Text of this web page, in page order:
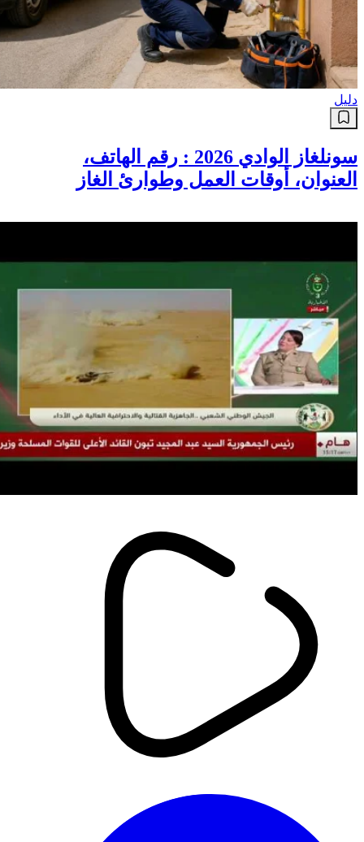
دليل
سونلغاز الوادي 2026 : رقم الهاتف،
العنوان، أوقات العمل وطوارئ الغاز